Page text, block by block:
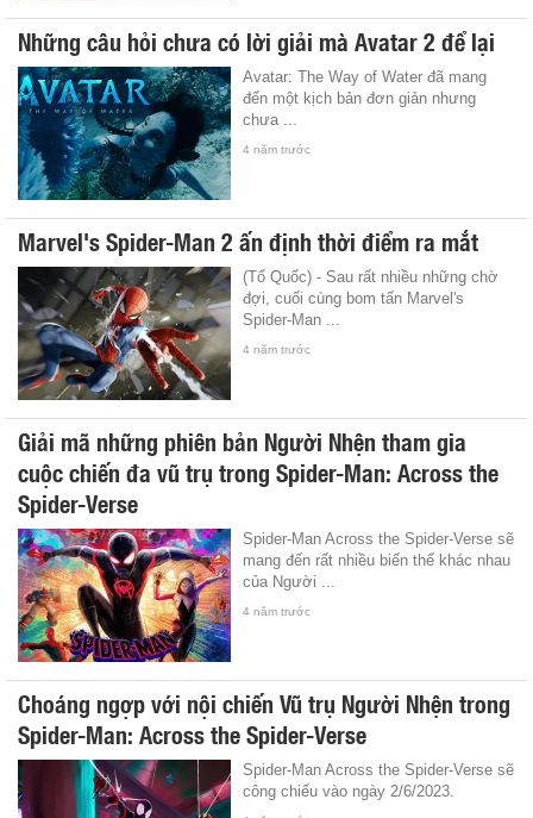
Những câu hỏi chưa có lời giải mà Avatar 2 để lại
Avatar: The Way of Water đã mang
đến một kịch bản đơn giản nhưng
chưa ...
4 năm trước
Marvel's Spider-Man 2 ấn định thời điểm ra mắt
(Tổ Quốc) - Sau rất nhiều những chờ
đợi, cuối cùng bom tấn Marvel's
Spider-Man ...
4 năm trước
Giải mã những phiên bản Người Nhện tham gia
cuộc chiến đa vũ trụ trong Spider-Man: Across the
Spider-Verse
Spider-Man Across the Spider-Verse sẽ
mang đến rất nhiều biến thể khác nhau
của Người ...
4 năm trước
Choáng ngợp với nội chiến Vũ trụ Người Nhện trong
Spider-Man: Across the Spider-Verse
Spider-Man Across the Spider-Verse sẽ
công chiếu vào ngày 2/6/2023.